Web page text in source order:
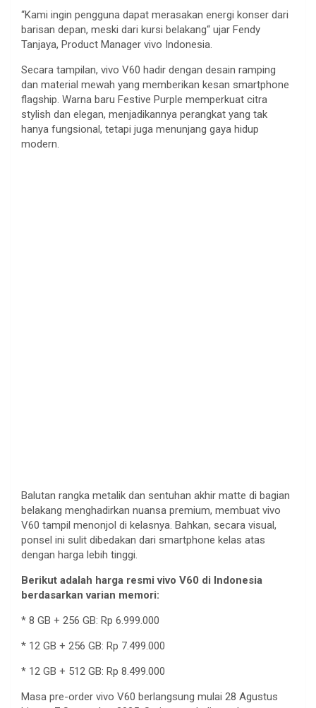
“Kami ingin pengguna dapat merasakan energi konser dari
barisan depan, meski dari kursi belakang“ ujar Fendy
Tanjaya, Product Manager vivo Indonesia.
Secara tampilan, vivo V60 hadir dengan desain ramping
dan material mewah yang memberikan kesan smartphone
flagship. Warna baru Festive Purple memperkuat citra
stylish dan elegan, menjadikannya perangkat yang tak
hanya fungsional, tetapi juga menunjang gaya hidup
modern.
Balutan rangka metalik dan sentuhan akhir matte di bagian
belakang menghadirkan nuansa premium, membuat vivo
V60 tampil menonjol di kelasnya. Bahkan, secara visual,
ponsel ini sulit dibedakan dari smartphone kelas atas
dengan harga lebih tinggi.
Berikut adalah harga resmi vivo V60 di Indonesia
berdasarkan varian memori:
* 8 GB + 256 GB: Rp 6.999.000
* 12 GB + 256 GB: Rp 7.499.000
* 12 GB + 512 GB: Rp 8.499.000
Masa pre-order vivo V60 berlangsung mulai 28 Agustus